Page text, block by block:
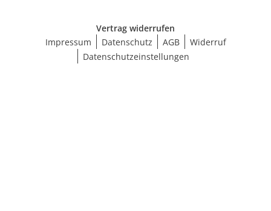
Vertrag widerrufen
Impressum
Datenschutz AGB
Widerruf
Datenschutzeinstellungen